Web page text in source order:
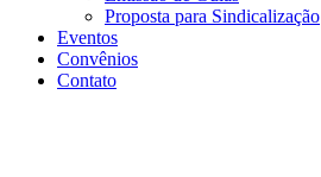
Proposta para Sindicalização
Eventos
Convênios
Contato